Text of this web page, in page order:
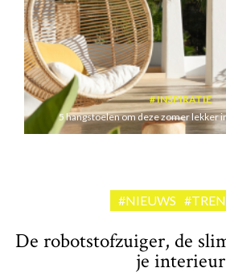
INSPIRATIE
5 hangstoelen om deze zomer lekker
#NIEUWS
De robotstofzuiger, de
je interieur